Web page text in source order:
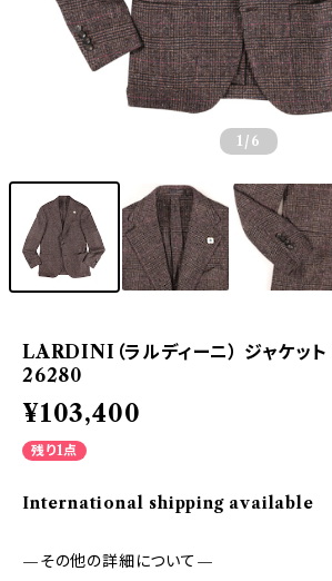
1 /6
LARDINI（ラルディーニ） ジャケッ
26280
¥103,400
残り1点
International shipping available
—その他の詳細について—